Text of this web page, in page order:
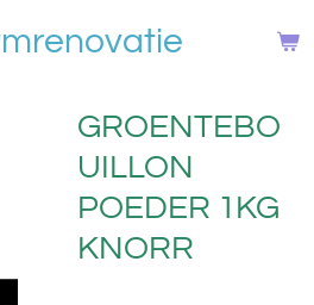
GROENTEBO
UILLON
POEDER 1KG
KNORR